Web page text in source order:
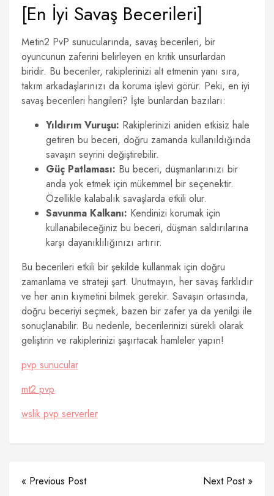
[En İyi Savaş Becerileri]
Metin2 PvP sunucularında, savaş becerileri, bir
oyuncunun zaferini belirleyen en kritik unsurlardan
biridir. Bu beceriler, rakiplerinizi alt etmenin yanı sıra,
takım arkadaşlarınızı da koruma işlevi görür. Peki, en iyi
savaş becerileri hangileri? İşte bunlardan bazıları:
Yıldırım Vuruşu: Rakiplerinizi aniden etkisiz hale
getiren bu beceri, doğru zamanda kullanıldığında
savaşın seyrini değiştirebilir.
Güç Patlaması: Bu beceri, düşmanlarınızı bir
anda yok etmek için mükemmel bir seçenektir.
Özellikle kalabalık savaşlarda etkili olur.
Savunma Kalkanı: Kendinizi korumak için
kullanabileceğiniz bu beceri, düşman saldırılarına
karşı dayanıklılığınızı artırır.
Bu becerileri etkili bir şekilde kullanmak için doğru
zamanlama ve strateji şart. Unutmayın, her savaş farklıdır
ve her anın kıymetini bilmek gerekir. Savaşın ortasında,
doğru beceriyi seçmek, bazen bir zafer ya da yenilgi ile
sonuçlanabilir. Bu nedenle, becerilerinizi sürekli olarak
geliştirin ve rakiplerinizi şaşırtacak hamleler yapın!
pvp sunucular
mt2 pvp
wslik pvp serverler
« Previous Post Next Post »